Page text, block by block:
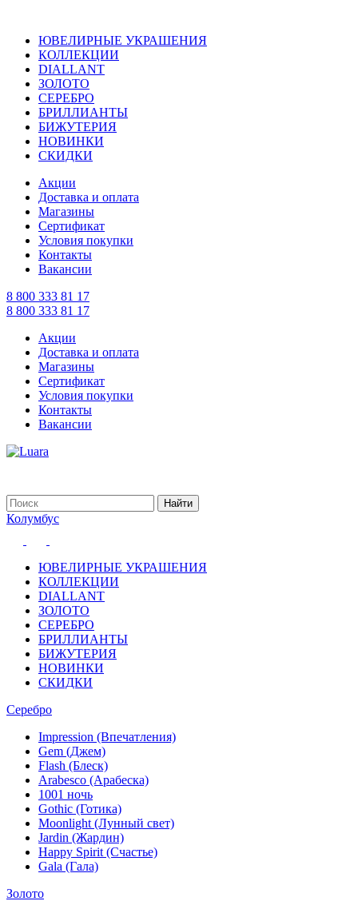
ЮВЕЛИРНЫЕ УКРАШЕНИЯ
КОЛЛЕКЦИИ
DIALLANT
ЗОЛОТО
СЕРЕБРО
БРИЛЛИАНТЫ
БИЖУТЕРИЯ
НОВИНКИ
СКИДКИ
Акции
Доставка и оплата
Магазины
Сертификат
Условия покупки
Контакты
Вакансии
8 800 333 81 17
8 800 333 81 17
Акции
Доставка и оплата
Магазины
Сертификат
Условия покупки
Контакты
Вакансии
Колумбус
ЮВЕЛИРНЫЕ УКРАШЕНИЯ
КОЛЛЕКЦИИ
DIALLANT
ЗОЛОТО
СЕРЕБРО
БРИЛЛИАНТЫ
БИЖУТЕРИЯ
НОВИНКИ
СКИДКИ
Серебро
Impression (Впечатления)
Gem (Джем)
Flash (Блеск)
Arabesco (Арабеска)
1001 ночь
Gothic (Готика)
Moonlight (Лунный свет)
Jardin (Жардин)
Happy Spirit (Счастье)
Gala (Гала)
Золото